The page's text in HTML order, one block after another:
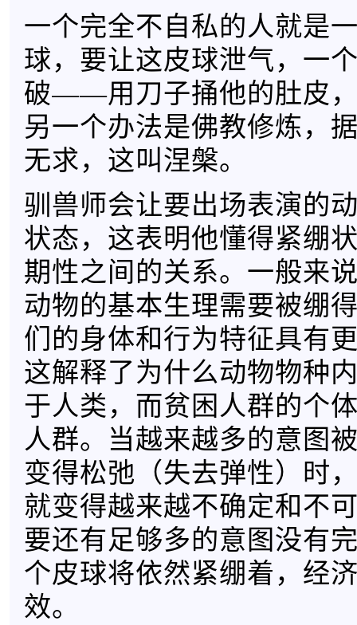
一个完全不自私的人就是
球，要让这皮球泄气，一
破——用刀子捅他的肚皮
另一个办法是佛教修炼，
无求，这叫涅槃。
驯兽师会让要出场表演的
状态，这表明他懂得紧绷
期性之间的关系。一般来
动物的基本生理需要被绷
们的身体和行为特征具有
这解释了为什么动物物种
于人类，而贫困人群的个
人群。当越来越多的意图
变得松弛（失去弹性）时
就变得越来越不确定和不
要还有足够多的意图没有
个皮球将依然紧绷着，经
效。